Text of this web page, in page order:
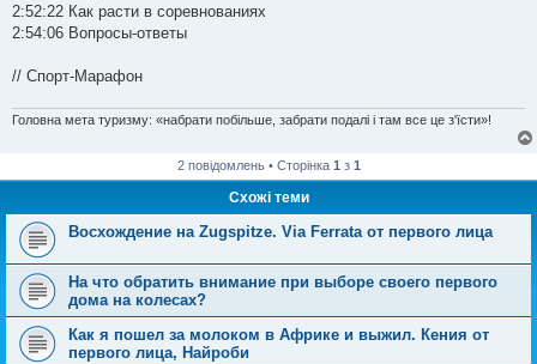
2:52:22 Как расти в соревнованиях
2:54:06 Вопросы-ответы
// Спорт-Марафон
Головна мета туризму: «набрати побільше, забрати подалі і там все це з'їсти»!
2 повідомлень • Сторінка 1з 1
Схожі теми
Восхождение на Zugspitze. Via Ferrata от первого лица
На что обратить внимание при выборе своего первого
дома на колесах?
Как я пошел за молоком в Африке и выжил. Кения от
первого лица, Найроби